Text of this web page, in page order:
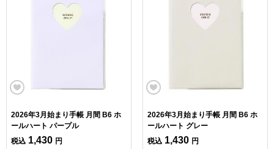
2026年3月始まり手帳 月間 B6 ホ
ールハート パープル
税込 1,430 円
2026年3月始まり手帳 月間 B6 ホ
ールハート グレー
税込 1,430 円